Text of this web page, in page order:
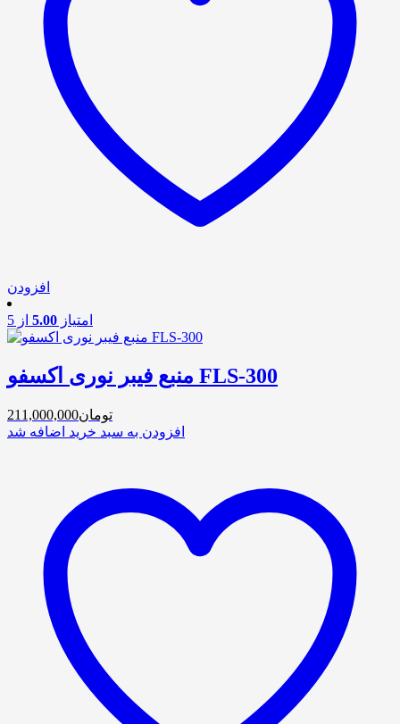
افزودن
امتیاز 5.00 از 5
منبع فیبر نوری اکسفو FLS-300
تومان211,000,000
افزودن به سبد خرید اضافه شد